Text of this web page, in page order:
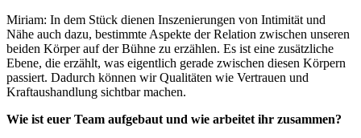
Miriam: In dem Stück dienen Inszenierungen von Intimität und
Nähe auch dazu, bestimmte Aspekte der Relation zwischen unseren
beiden Körper auf der Bühne zu erzählen. Es ist eine zusätzliche
Ebene, die erzählt, was eigentlich gerade zwischen diesen Körpern
passiert. Dadurch können wir Qualitäten wie Vertrauen und
Kraftaushandlung sichtbar machen.
Wie ist euer Team aufgebaut und wie arbeitet ihr zusammen?